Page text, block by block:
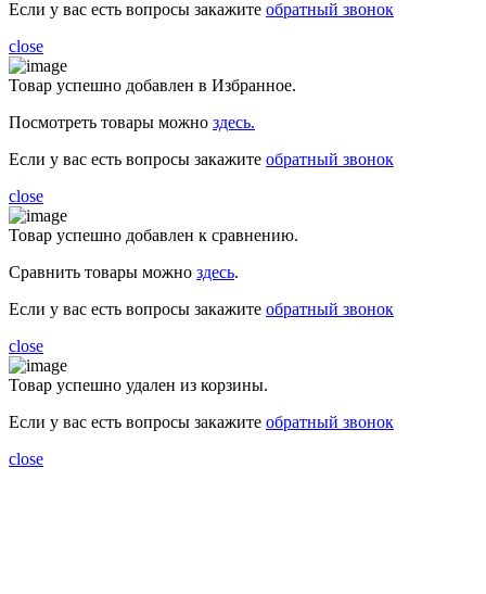
Если у вас есть вопросы закажите обратный звонок
close
Товар успешно добавлен в Избранное.
Посмотреть товары можно здесь.
Если у вас есть вопросы закажите обратный звонок
close
Товар успешно добавлен к сравнению.
Сравнить товары можно здесь.
Если у вас есть вопросы закажите обратный звонок
close
Товар успешно удален из корзины.
Если у вас есть вопросы закажите обратный звонок
close